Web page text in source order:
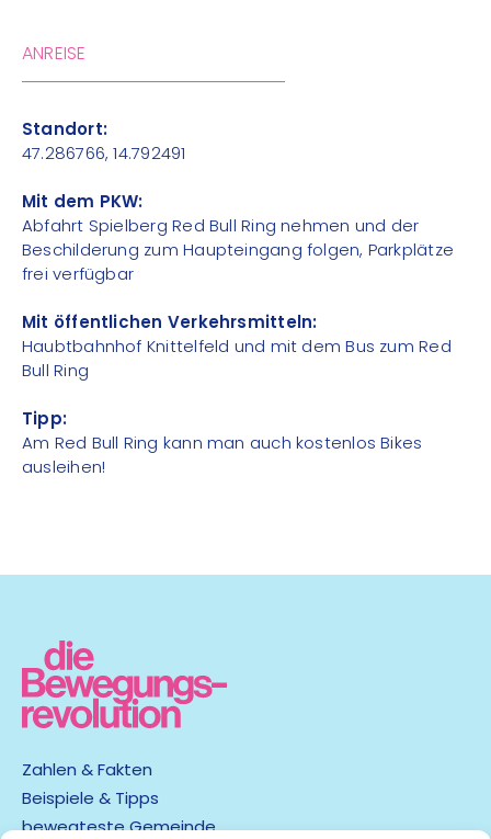
ANREISE
Standort:
47.286766, 14.792491
Mit dem PKW:
Abfahrt Spielberg Red Bull Ring nehmen und der
Beschilderung zum Haupteingang folgen, Parkplätze
frei verfügbar
Mit öffentlichen Verkehrsmitteln:
Haubtbahnhof Knittelfeld und mit dem Bus zum Red
Bull Ring
Tipp:
Am Red Bull Ring kann man auch kostenlos Bikes
ausleihen!
Zahlen & Fakten
Beispiele & Tipps
bewegteste Gemeinde